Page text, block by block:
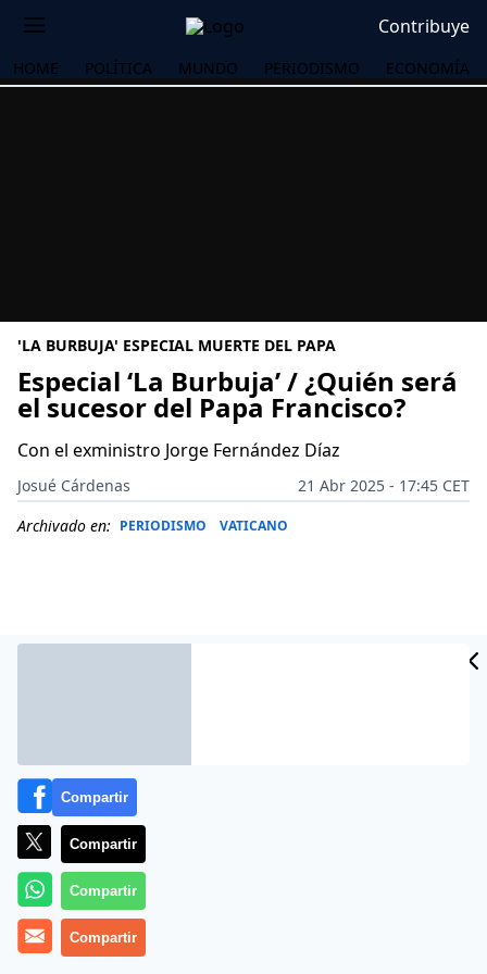
Contribuye
HOME POLÍTICA MUNDO PERIODISMO ECONOMÍA
'LA BURBUJA' ESPECIAL MUERTE DEL PAPA
Especial ‘La Burbuja’ / ¿Quién será
el sucesor del Papa Francisco?
Con el exministro Jorge Fernández Díaz
Josué Cárdenas
21 Abr 2025 - 17:45 CET
Archivado en: PERIODISMO VATICANO
Más información
Compartir
Compartir
Compartir
Compartir